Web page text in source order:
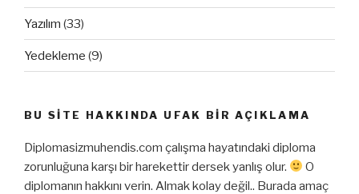
Yazılım (33)
Yedekleme (9)
BU SITE HAKKINDA UFAK BIR AÇIKLAMA
Diplomasizmuhendis.com çalışma hayatındaki diploma
zorunluğuna karşı bir harekettir dersek yanlış olur.
O
diplomanın hakkını verin. Almak kolay değil.. Burada amaç